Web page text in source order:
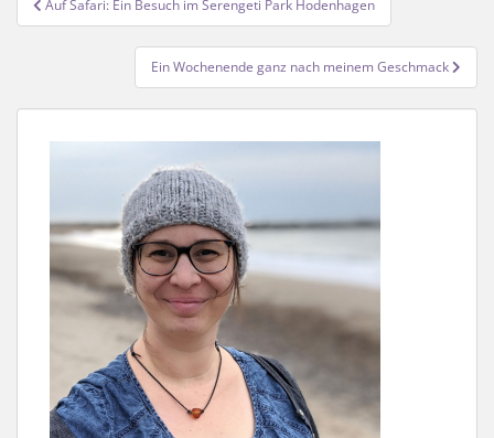
Auf Safari: Ein Besuch im Serengeti Park Hodenhagen
Ein Wochenende ganz nach meinem Geschmack